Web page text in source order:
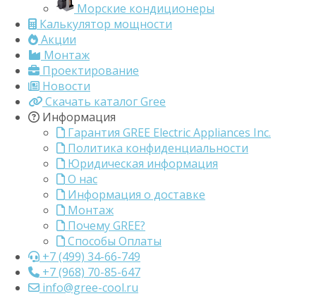
Морские кондиционеры
Калькулятор мощности
Акции
Монтаж
Проектирование
Новости
Скачать каталог Gree
Информация
Гарантия GREE Electric Appliances Inc.
Политика конфиденциальности
Юридическая информация
О нас
Информация о доставке
Монтаж
Почему GREE?
Способы Оплаты
+7 (499) 34-66-749
+7 (968) 70-85-647
info@gree-cool.ru